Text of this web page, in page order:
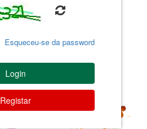
Esqueceu-se da password
Login
Registar